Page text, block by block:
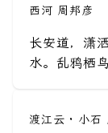
西河 周邦彦
长安道，潇
水。乱鸦栖
渡江云 · 小石